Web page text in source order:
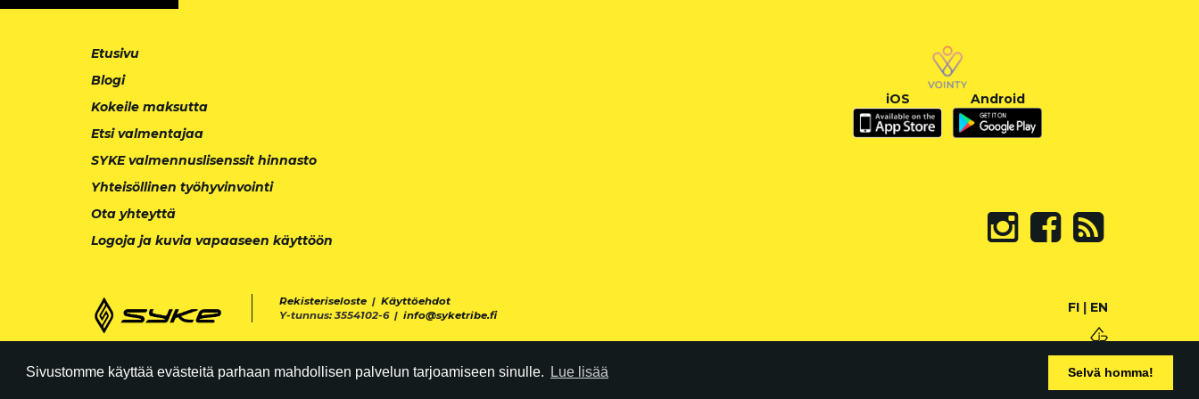
Sivustomme käyttää evästeitä parhaan mahdollisen palvelun tarjoamiseen sinulle. Lue lisää Selvä homma!
Etusivu
Blogi
Kokeile maksutta
Etsi valmentajaa
SYKE valmennuslisenssit hinnasto
Yhteisöllinen työhyvinvointi
Ota yhteyttä
Logoja ja kuvia vapaaseen käyttöön
Rekisteriseloste | Käyttöehdot
Y-tunnus: 3554102-6 | info@syketribe.fi
iOS Android
FI | EN